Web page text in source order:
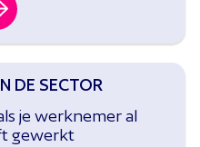
DE SECTOR
je werknemer al
gewerkt